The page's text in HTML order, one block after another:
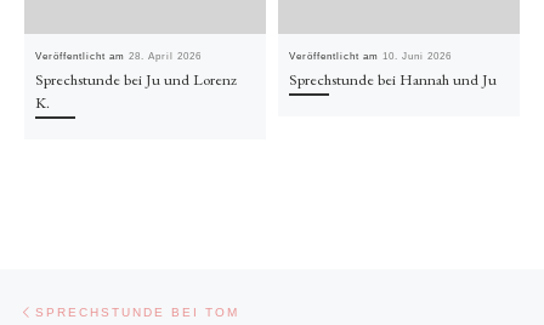
Veröffentlicht am28. April 2026
Sprechstunde bei Ju und Lorenz
K.
Veröffentlicht am 10. Juni 2026
Sprechstunde bei Hannah und Ju
Beitragsnavigation
SPRECHSTUNDE BEI TOM